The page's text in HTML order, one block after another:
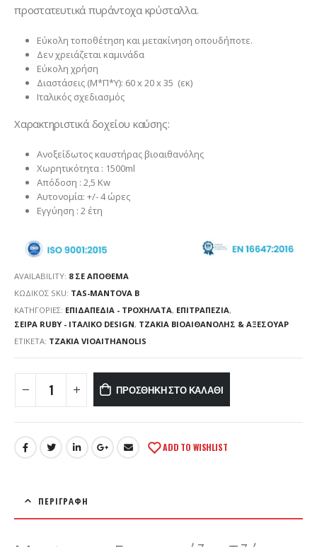
προστατευτικά πυράντοχα κρύσταλλα.
Εύκολη τοποθέτηση και μετακίνηση οπουδήποτε.
Δεν χρειάζεται καμινάδα
Εύκολη χρήση
Διαστάσεις (Μ*Π*Υ): 60 x 20 x 35 (εκ)
Ιταλικός σχεδιασμός
Χαρακτηριστικά δοχείου καύσης:
Ανοξείδωτος καυστήρας βιοαιθανόλης
Χωρητικότητα : 1500ml
Απόδοση : 2,5 Kw
Αυτονομία: +/- 4 ώρες
Εγγύηση : 2 έτη
AVAILABILITY: 8 ΣΕ ΑΠΌΘΕΜΑ
ΚΩΔΙΚΌΣ SKU: TAS-MANTOVA B
ΚΑΤΗΓΟΡΊΕΣ: ΕΠΙΔΑΠΕΔΙΑ - ΤΡΟΧΗΛΑΤΑ, ΕΠΙΤΡΑΠΕΖΙΑ,
ΣΕΙΡΆ RUBY - ΙΤΑΛΙΚΌ DESIGN, ΤΖΑΚΙΑ ΒΙΟΑΙΘΑΝΟΛΗΣ & ΑΞΕΣΟΥΑΡ
ΕΤΙΚΈΤΑ: TZAKIA VIOAITHANOLIS
ΠΡΟΣΘΉΚΗ ΣΤΟ ΚΑΛΆΘΙ
ADD TO WISHLIST
ΠΕΡΙΓΡΑΦΉ